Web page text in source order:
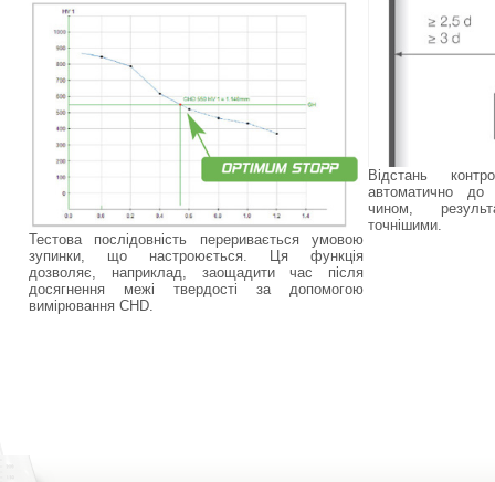
Тестова послідовність переривається умовою
зупинки, що настроюється. Ця функція
дозволяє, наприклад, заощадити час після
досягнення межі твердості за допомогою
вимірювання CHD.
Відстань
автоматично до
чином,
точнішими.